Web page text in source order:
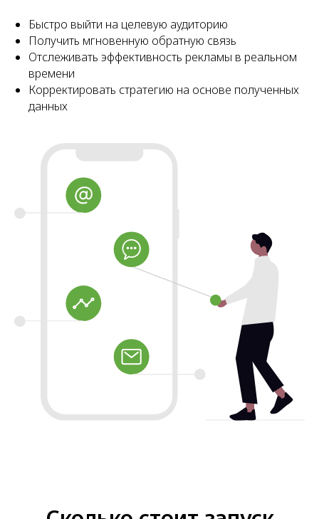
Быстро выйти на целевую аудиторию
Получить мгновенную обратную связь
Отслеживать эффективность рекламы в реальном
времени
Корректировать стратегию на основе полученных
данных